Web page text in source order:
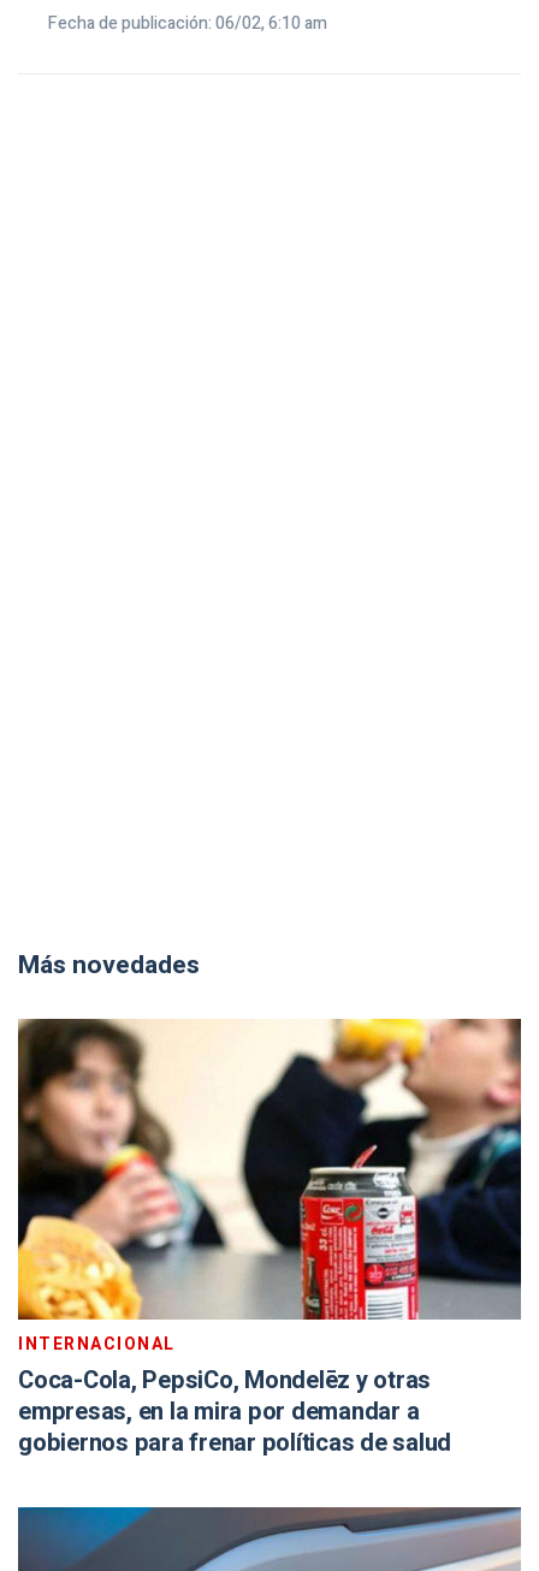
Fecha de publicación: 06/02, 6:10 am
Más novedades
INTERNACIONAL
Coca-Cola, PepsiCo, Mondelēz y otras
empresas, en la mira por demandar a
gobiernos para frenar políticas de salud